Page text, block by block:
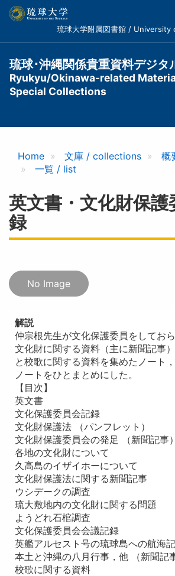
コ
琉球大学附属図書館 /
琉球･沖縄関係貴重資料デジタ
Ryukyu/Okinawa-related
Special Collections
Home 文庫 / collections
概
一覧 / list
英文書・文化財保護
録
No Image
解説
仲宗根先生が文化保護委員をしてお
文化財に関する資料（主に新聞記事
と校歌に関する資料を集めたノート
ノートをひとまとめにした。
【目次】
英文書
文化保護委員会記録
文化財保護法 （パンフレット）
文化財保護委員会の発足 （新聞記事）
各地の文化財について
久高島のイザイホーについて
文化財保護法に関する新聞記事
ウシデークの調査
琉大敷地内の文化財に関する問題
ようどれ石棺調査
文化保護委員会会議記録
英艦アルセスト号の琉球島への航海記
本土と沖縄の八月行事，他 （新聞記事
校歌に関する資料